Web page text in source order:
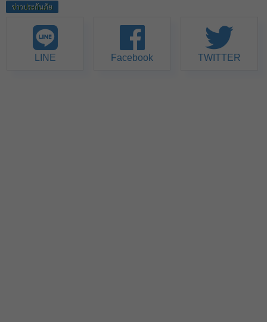
ข่าวประกันภัย
LINE Facebook TWITTER